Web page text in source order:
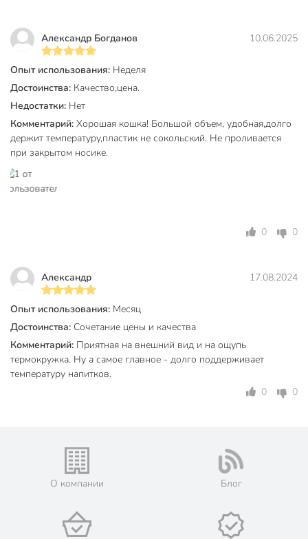
Термокружка сохраняет тепло и холод до 4 часов за счет
двойных стенок из нержавеющей стали и пластика.
Вы можете приобрести «Термокружка нержавеющая сталь,
0.9 л, черная, B070049» и другие товары в нашем
интернет-магазине в Смоленске по низким ценам и с
бесплатным самовывозом.
Техническая информация
Сохраняет тепло до, часов
Тип
термокружка
Тип горловины
Для детей
Материал корпуса
пластик
нержавеющая
для напитков
Направленность
для города
для похода
в автомобиль
Александр Богданов 10.06.2025
Опыт использования: Неделя
Достоинства: Качество,цена.
Недостатки: Нет
Комментарий: Хорошая кошка! Большой объем, удобная,долго
держит температуру,пластик не сокольский. Не проливается
при закрытом носике.
0 0
Александр 17.08.2024
Опыт использования: Месяц
Достоинства: Сочетание цены и качества
Комментарий: Приятная на внешний вид и на ощупь
термокружка. Ну а самое главное - долго поддерживает
температуру напитков.
0
0
О компании Блог